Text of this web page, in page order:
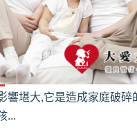
響堪大,它是造成家庭破碎
...